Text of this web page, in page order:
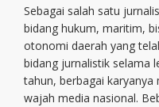
Sebagai salah satu
bidang hukum, maritim,
otonomi daerah yang
bidang jurnalistik selama
tahun, berbagai karyanya
wajah media nasional.